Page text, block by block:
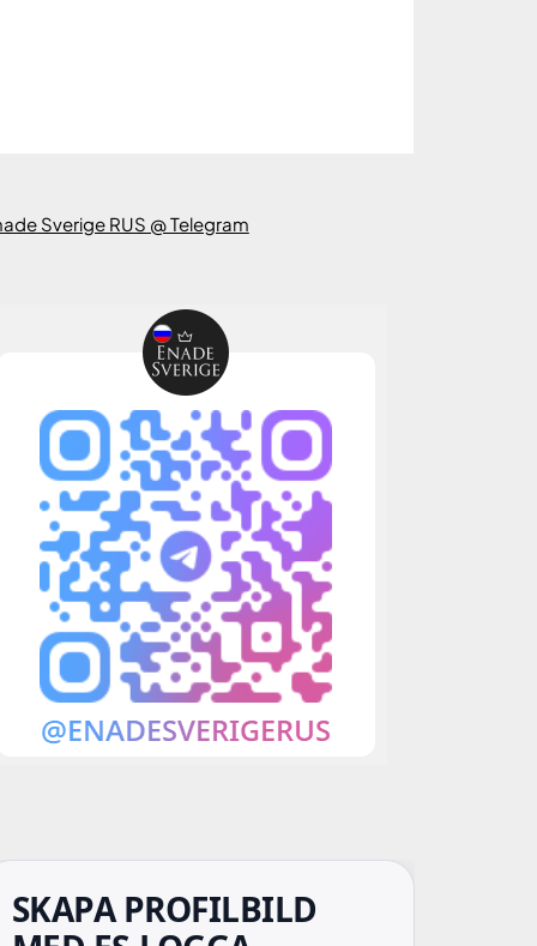
Sverige RUS @ Telegram
SKAPA PROFILBILD